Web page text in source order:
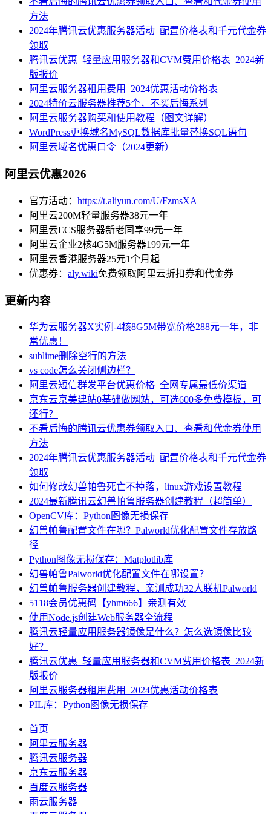
方法
2024年腾讯云优惠服务器活动_配置价格表和千元代金券
领取
腾讯云优惠_轻量应用服务器和CVM费用价格表_2024新
版报价
阿里云服务器租用费用_2024优惠活动价格表
2024特价云服务器推荐5个，不买后悔系列
阿里云服务器购买和使用教程（图文详解）
WordPress更换域名MySQL数据库批量替换SQL语句
阿里云域名优惠口令（2024更新）
阿里云优惠2026
官方活动： https://t.aliyun.com/U/FzmsXA
阿里云200M轻量服务器38元一年
阿里云ECS服务器新老同享99元一年
阿里云企业2核4G5M服务器199元一年
阿里云香港服务器25元1个月起
优惠券： aly.wiki免费领取阿里云折扣券和代金券
更新内容
华为云服务器X实例-4核8G5M带宽价格288元一年，非
常优惠！
sublime删除空行的方法
vs code怎么关闭侧边栏？
阿里云短信群发平台优惠价格_全网专属最低价渠道
京东云京美建站0基础做网站，可选600多免费模板，可
还行？
不看后悔的腾讯云优惠券领取入口、查看和代金券使用
方法
2024年腾讯云优惠服务器活动_配置价格表和千元代金券
领取
如何修改幻兽帕鲁死亡不掉落，linux游戏设置教程
2024最新腾讯云幻兽帕鲁服务器创建教程（超简单）
OpenCV库：Python图像无损保存
幻兽帕鲁配置文件在哪？Palworld优化配置文件存放路
径
Python图像无损保存：Matplotlib库
幻兽帕鲁Palworld优化配置文件在哪设置？
幻兽帕鲁服务器创建教程，亲测成功32人联机Palworld
5118会员优惠码【yhm666】亲测有效
使用Node.js创建Web服务器全流程
腾讯云轻量应用服务器镜像是什么？怎么选镜像比较
好？
腾讯云优惠_轻量应用服务器和CVM费用价格表_2024新
版报价
阿里云服务器租用费用_2024优惠活动价格表
PIL库：Python图像无损保存
首页
阿里云服务器
腾讯云服务器
京东云服务器
百度云服务器
雨云服务器